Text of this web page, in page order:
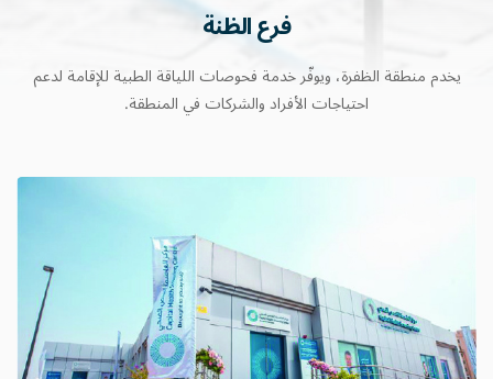
فرع الظنة
يخدم منطقة الظفرة، ويوفّر خدمة فحوصات اللياقة الطبية للإقامة لدعم
احتياجات الأفراد والشركات في المنطقة.